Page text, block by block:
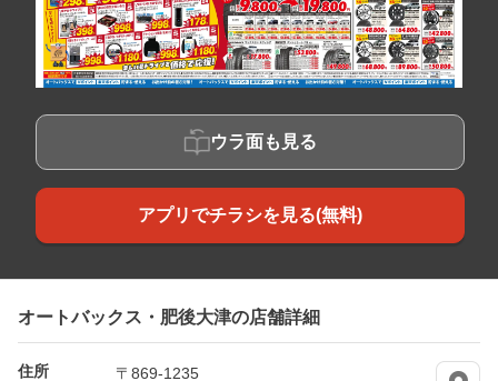
ウラ面も見る
アプリでチラシを見る(無料)
オートバックス・肥後大津の店舗詳細
住所
〒869-1235